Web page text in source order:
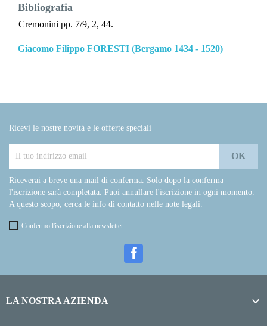
Bibliografia
Cremonini pp. 7/9, 2, 44.
Giacomo Filippo FORESTI (Bergamo 1434 - 1520)
Ricevi le nostre novità e le offerte speciali
Riceverai a breve una mail di conferma. Solo dopo la conferma
l'iscrizione sarà completata. Puoi annullare l'iscrizione in ogni momento.
A questo scopo, cerca le info di contatto nelle note legali.
Confermo l'iscrizione alla newsletter
LA NOSTRA AZIENDA 